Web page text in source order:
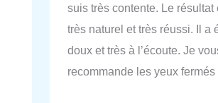
suis très contente. Le résultat
très naturel et très réussi. Il a
doux et très à l’écoute. Je
recommande les yeux fermés